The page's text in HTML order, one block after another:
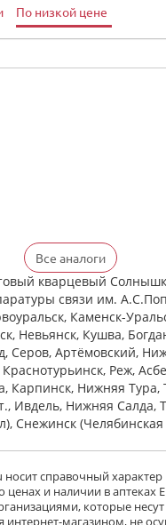
По низкой цене
Все аналоги
кварцевый
связи им.
Каменск-
Невьянск, Кушва,
Серов, Артёмовский,
Реж,
Карпинск, Нижняя Тура,
Ивдель, Нижняя Салда,
Снежинск (Челябинская
справочный характер
и наличии в аптеках
которые несут
интернет-магазином, не